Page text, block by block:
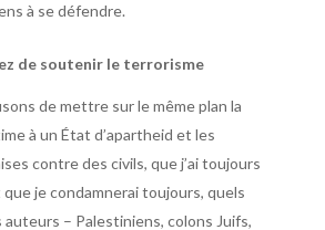
à se défendre.
de soutenir le terrorisme
de mettre sur le même plan la
à un État d’apartheid et les
contre des civils, que j’ai toujours
je condamnerai toujours, quels
auteurs – Palestiniens, colons Juifs,